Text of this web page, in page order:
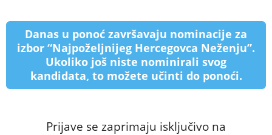
Danas u ponoć završavaju nominacije za
izbor “Najpoželjnijeg Hercegovca Neženju”.
Ukoliko još niste nominirali svog
kandidata, to možete učinti do ponoći.
Prijave se zaprimaju isključivo na